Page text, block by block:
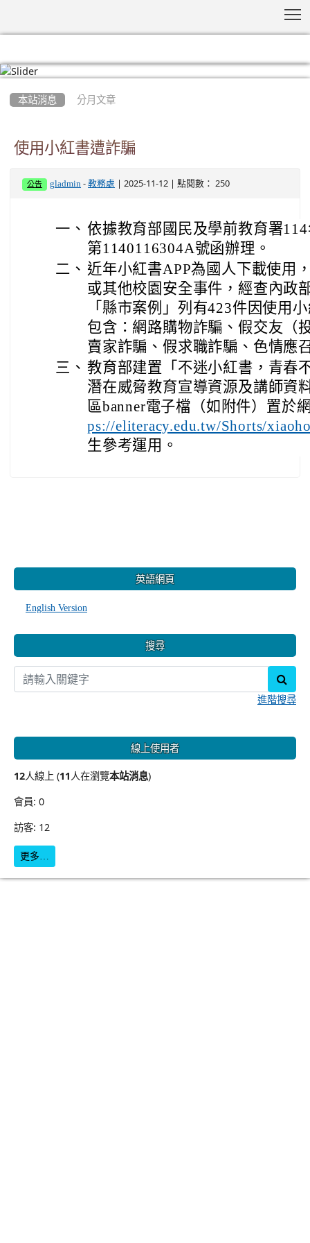
本站消息 分月文章
使用小紅書遭詐騙
公告 gladmin -教務處 | 2025-11-12 | 點閱數： 250
一、 依據教育部國民及學前教育署
第1140116304A號函辦理。
二、 近年小紅書APP為國人下載使用
或其他校園安全事件，經查內政
「縣市案例」列有423件因使用
包含：網路購物詐騙、假交友（
賣家詐騙、假求職詐騙、色情應
三、 教育部建置「不迷小紅書，青春
潛在威脅教育宣導資源及講師資
區banner電子檔（如附件）置於
ps://eliteracy.edu.tw/Shorts/
生參考運用。
英語網頁
English Version
搜尋
進階搜尋
線上使用者
12人線上 (11人在瀏覽本站消息)
會員: 0
訪客: 12
更多…